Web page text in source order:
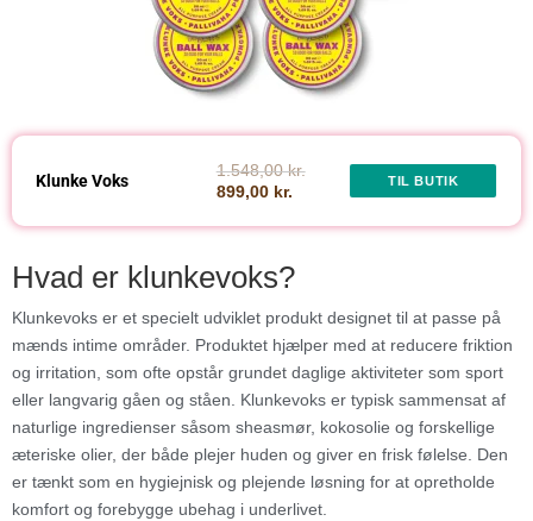
Klunke Voks
1.548,00 kr.
899,00 kr.
TIL BUTIK
Hvad er klunkevoks?
Klunkevoks er et specielt udviklet produkt designet til at passe på
mænds intime områder. Produktet hjælper med at reducere friktion
og irritation, som ofte opstår grundet daglige aktiviteter som sport
eller langvarig gåen og ståen. Klunkevoks er typisk sammensat af
naturlige ingredienser såsom sheasmør, kokosolie og forskellige
æteriske olier, der både plejer huden og giver en frisk følelse. Den
er tænkt som en hygiejnisk og plejende løsning for at opretholde
komfort og forebygge ubehag i underlivet.